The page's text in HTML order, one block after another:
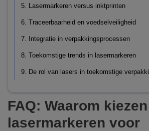
5. Lasermarkeren versus inktprinten
6. Traceerbaarheid en voedselveiligheid
7. Integratie in verpakkingsprocessen
8. Toekomstige trends in lasermarkeren
9. De rol van lasers in toekomstige
FAQ: Waarom
lasermarkeren voor